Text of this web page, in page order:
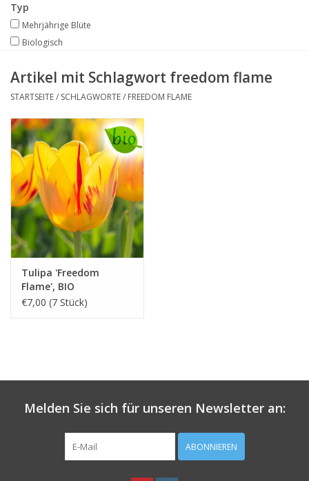
Starke Zwiebel Tage
Neuigkeiten
Typ
Mehrjährige Blüte
Biologisch
Artikel mit Schlagwort freedom flame
STARTSEITE/ SCHLAGWORTE/ FREEDOM FLAME
Tulipa 'Freedom
Flame', BIO
€7,00 (7 Stück)
Melden Sie sich für unseren Newsletter an:
ABONNIEREN